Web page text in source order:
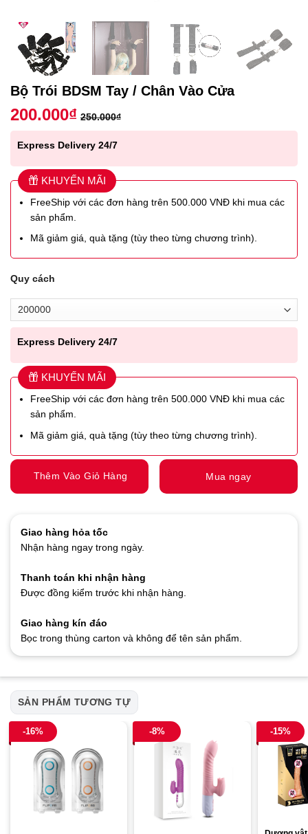
Bộ Trói BDSM Tay / Chân Vào Cửa
200.000₫ 250.000₫
Express Delivery 24/7
KHUYẾN MÃI
FreeShip với các đơn hàng trên 500.000 VNĐ khi mua các
sản phẩm.
Mã giảm giá, quà tặng (tùy theo từng chương trình).
Quy cách
Express Delivery 24/7
KHUYẾN MÃI
FreeShip với các đơn hàng trên 500.000 VNĐ khi mua các
sản phẩm.
Mã giảm giá, quà tặng (tùy theo từng chương trình).
Thêm Vào Giỏ Hàng Mua ngay
Giao hàng hỏa tốc
Nhận hàng ngay trong ngày.
Thanh toán khi nhận hàng
Được đồng kiểm trước khi nhận hàng.
Giao hàng kín đáo
Bọc trong thùng carton và không để tên sản phẩm.
SẢN PHẨM TƯƠNG TỰ
-16% -8% -15%